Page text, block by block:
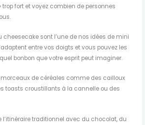
fort et voyez combien de personnes
sont l’une de nos idées de mini
entre vos doigts et vous pouvez les
bonbon que votre esprit peut imaginer.
morceaux de céréales comme des cailloux
toasts croustillants à la cannelle ou des
l’itinéraire traditionnel avec du chocolat, du